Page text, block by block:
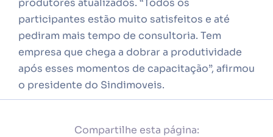
produtores atualizados. “Todos os
participantes estão muito satisfeitos e até
pediram mais tempo de consultoria. Tem
empresa que chega a dobrar a produtividade
após esses momentos de capacitação”, afirmou
o presidente do Sindimoveis.
Compartilhe esta página: